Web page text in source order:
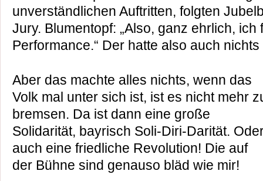
unverständlichen Auftritten, folgten
Jury. Blumentopf: „Also, ganz ehrlich,
Performance.“ Der hatte also auch
Aber das machte alles nichts, wenn das
Volk mal unter sich ist, ist es nicht mehr
bremsen. Da ist dann eine große
Solidarität, bayrisch Soli-Diri-Darität.
auch eine friedliche Revolution! Die auf
der Bühne sind genauso bläd wie mir!